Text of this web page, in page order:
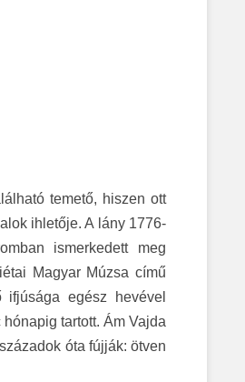
temető, hiszen ott
ihletője. A lány 1776-
ismerkedett meg
Magyar Múzsa című
egész hevével
tartott. Ám Vajda
óta fújják: ötven